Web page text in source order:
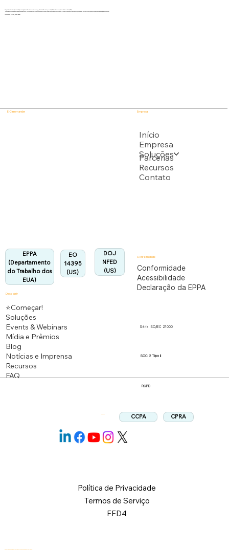
E-Commander
EO
14395
(US)
EPPA
(Departamento
do Trabalho dos
EUA)
DOJ
NFED
(US)
Início
Empresa
Soluções
Parcerias
Recursos
Contato
Empresa
Descobrir
⭐Começar!
Soluções
Events & Webinars
Mídia e Prêmios
Blog
Notícias e Imprensa
Recursos
FAQ
Conformidade
Conformidade
Acessibilidade
Declaração da EPPA
Série ISO/IEC 27000
Política de Privacidade
Termos de Serviço
FFD4
SOC 2 Tipo II
RGPD
CCPA CPRA